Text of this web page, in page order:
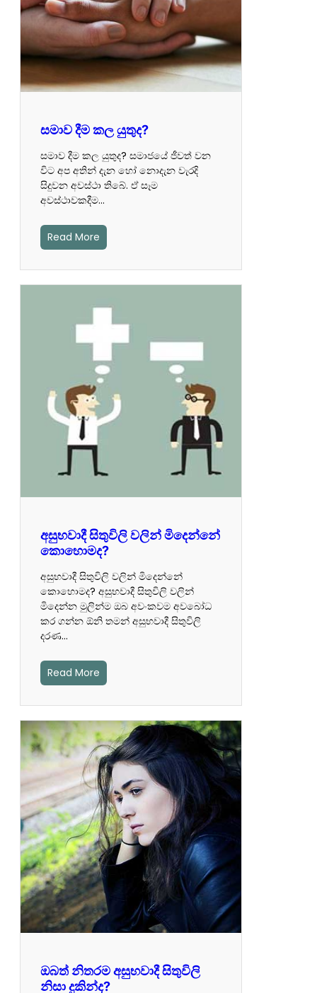
සමාව දීම කල යුතුද?
සමාව දීම කල යුතුද? සමාජයේ ජීවත් වන
විට අප අතින් දැන හෝ නොදැන වැරදි
සිදුවන අවස්ථා තිබේ. ඒ සෑම
අවස්ථාවකදීම…
Read More
අසුභවාදී සිතුවිලි වලින් මිදෙන්නේ
කොහොමද?
අසුභවාදී සිතුවිලි වලින් මිදෙන්නේ
කොහොමද? අසුභවාදී සිතුවිලි වලින්
මිදෙන්න මුලින්ම ඔබ අවංකවම අව‍බෝධ
කර ගන්න ඕනි තමන් අසුභවාදී සිතුවිලි
දරණ…
Read More
ඔබත් නිතරම අසුභවාදී සිතුවිලි
නිසා දුකින්ද?